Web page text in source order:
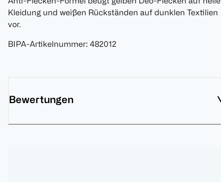
Kleidung und weißen Rückständen auf dunklen Textilien
vor.
BIPA-Artikelnummer: 482012
Bewertungen